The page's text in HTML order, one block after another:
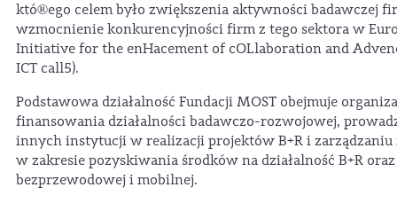
któ®ego celem było zwiększenia aktywności badawczej
wzmocnienie konkurencyjności firm z tego sektora w
Initiative for the enHacement of cOLlaboration and
ICT call5).
Podstawowa działalność Fundacji MOST obejmuje
finansowania działalności badawczo-rozwojowej,
innych instytucji w realizacji projektów B+R i zarządzaniu
w zakresie pozyskiwania środków na działalność B+R
bezprzewodowej i mobilnej.